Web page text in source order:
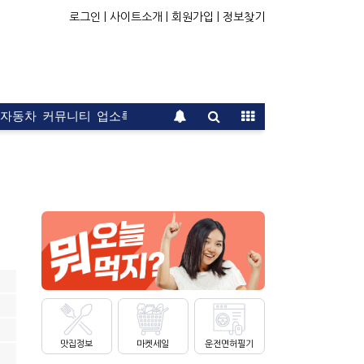
로그인 | 사이트소개 | 회원가입 | 정보찾기
자동차 커뮤니티 업소록 운전면허 문의 광고
맛집정보 마켓세일 운전면허필기